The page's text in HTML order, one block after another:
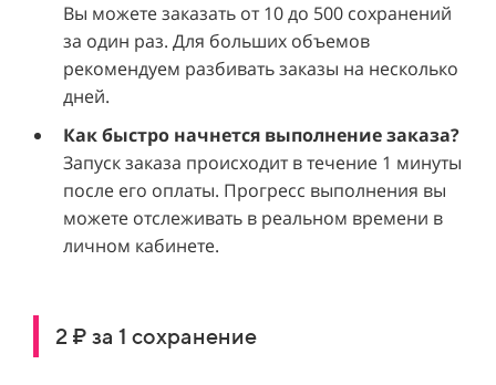
Вы можете заказать от 10 до 500 сохранений
за один раз. Для больших объемов
рекомендуем разбивать заказы на несколько
дней.
Как быстро начнется выполнение заказа?
Запуск заказа происходит в течение 1 минуты
после его оплаты. Прогресс выполнения вы
можете отслеживать в реальном времени в
личном кабинете.
2 ₽ за 1 сохранение